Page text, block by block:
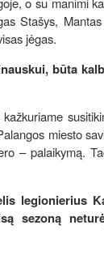
Stašys,
jėgas.
būta
miesto
– palaikymą.
legionierius
sezoną